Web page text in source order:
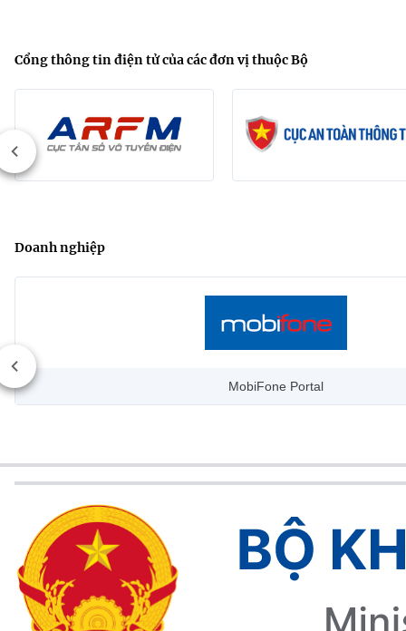
Cổng thông tin điện tử của các đơn vị thuộc Bộ
Doanh nghiệp
MobiFone Portal